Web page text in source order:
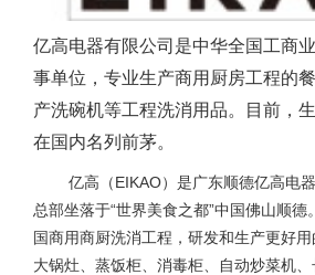
亿高电器有限公司是中华全国工商
事单位 ，专业生产商用厨房工程的
产洗碗机等工程洗消用品。目前 ，
在国内名列前茅。
亿高（EIKAO）是广东顺德亿高电
总部坐落于“世界美食之都”中国佛山顺德
国商用商厨洗消工程，研发和生产更好
大锅灶、蒸饭柜、消毒柜、自动炒菜机